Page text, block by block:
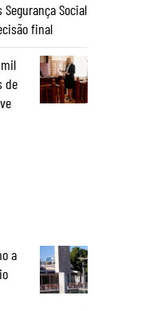
Social
final
de
a